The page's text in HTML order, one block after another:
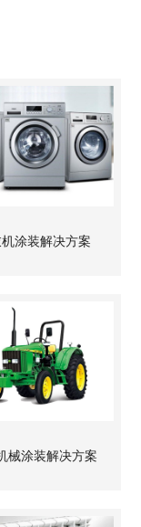
涂装解决方案
械涂装解决方案